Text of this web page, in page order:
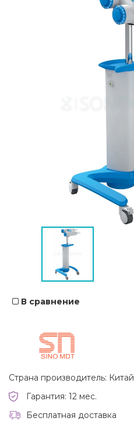
В сравнение
Страна производитель: Китай
Гарантия: 12 мес.
Бесплатная доставка